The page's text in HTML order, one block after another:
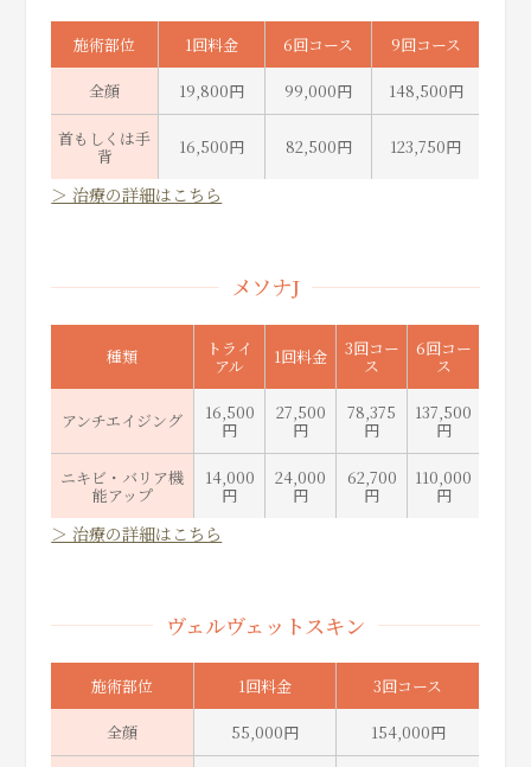
施術部位 1回料金 6回コース 9回コース
全顔 19,800円 99,000円 148,500円
首もしくは手
背 16,500円 82,500円 123,750円
＞ 治療の詳細はこちら
メソナJ
種類 トライ
アル 1回料金 3回コー
ス
6回コー
ス
アンチエイジング 16,500
円
27,500
円
78,375
円
137,500
円
ニキビ・バリア機
能アップ
14,000
円
24,000
円
62,700
円
110,000
円
＞ 治療の詳細はこちら
ヴェルヴェットスキン
施術部位 1回料金 3回コース
全顔 55,000円 154,000円